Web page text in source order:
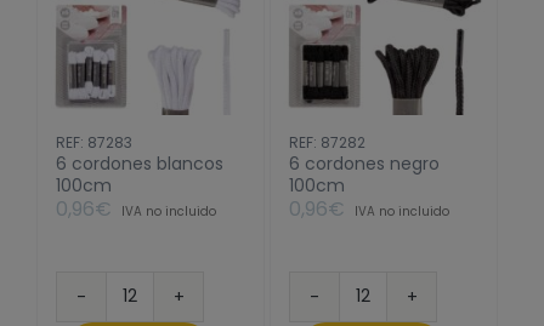
REF: 87283
6 cordones blancos
100cm
0,96€ IVA no incluido
6
REF: 87282
6 cordones negro
100cm
0,96€ IVA no incluido
6